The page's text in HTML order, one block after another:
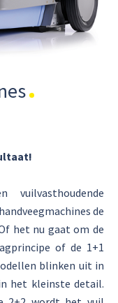
de
het nu gaat om de
of de 1+1
blinken uit in
het kleinste detail.